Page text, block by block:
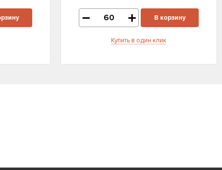
В корзину
Купить в один клик